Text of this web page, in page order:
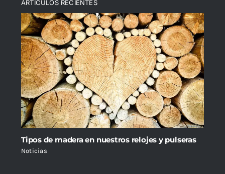
ARTICULOS RECIENTES
Tipos de madera en nuestros relojes y pulseras
Noticias